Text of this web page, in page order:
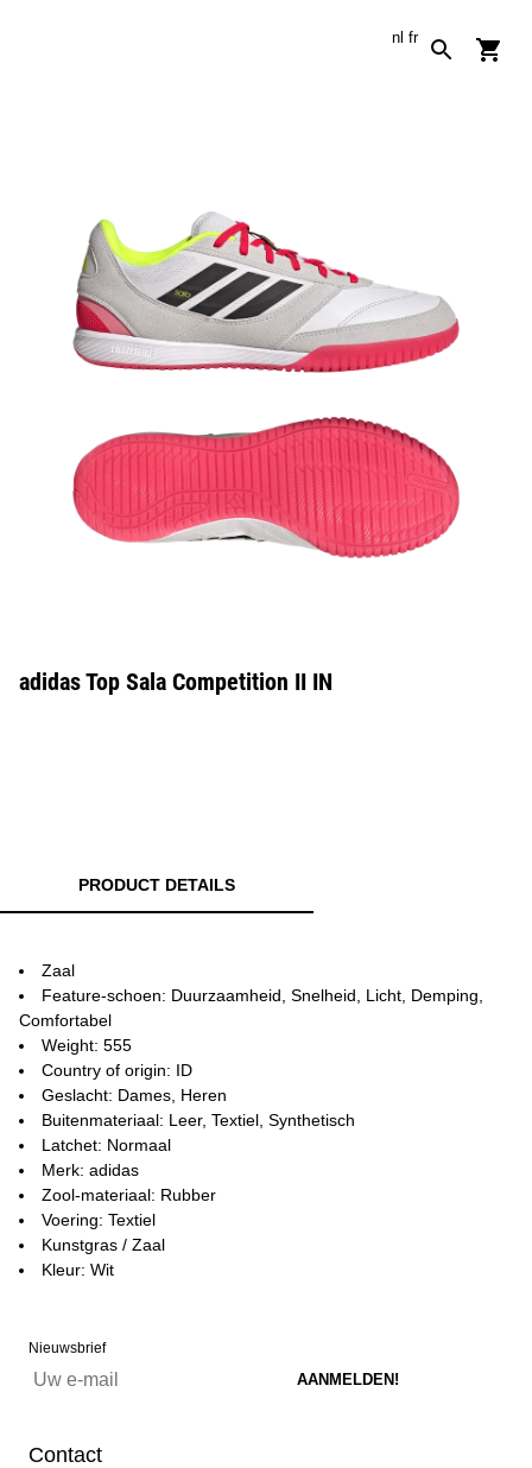
nl fr
adidas Top Sala Competition II IN
PRODUCT DETAILS
Zaal
Feature-schoen: Duurzaamheid, Snelheid, Licht, Demping,
Comfortabel
Weight: 555
Country of origin: ID
Geslacht: Dames, Heren
Buitenmateriaal: Leer, Textiel, Synthetisch
Latchet: Normaal
Merk: adidas
Zool-materiaal: Rubber
Voering: Textiel
Kunstgras / Zaal
Kleur: Wit
Nieuwsbrief
Contact